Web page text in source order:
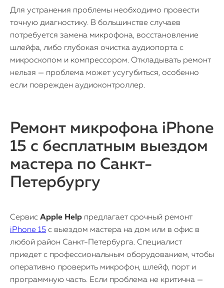
Для устранения проблемы необходимо провести
точную диагностику. В большинстве случаев
потребуется замена микрофона, восстановление
шлейфа, либо глубокая очистка аудиопорта с
микроскопом и компрессором. Откладывать ремонт
нельзя — проблема может усугубиться, особенно
если поврежден аудиоконтроллер.
Ремонт микрофона iPhone
15 с бесплатным выездом
мастера по Санкт-
Петербургу
Сервис Apple Help предлагает срочный ремонт
iPhone 15 с выездом мастера на дом или в офис в
любой район Санкт-Петербурга. Специалист
приедет с профессиональным оборудованием, чтобы
оперативно проверить микрофон, шлейф, порт и
программную часть. Если проблема не критична —